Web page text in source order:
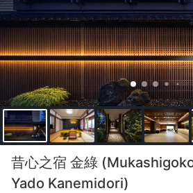
昔心之宿 金綠
Yado Kanemidori)